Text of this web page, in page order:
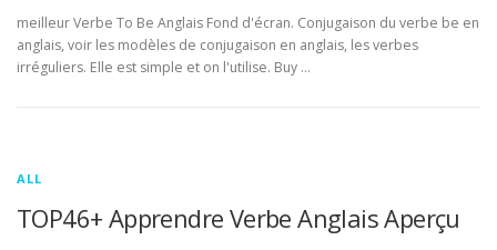
meilleur Verbe To Be Anglais Fond d'écran. Conjugaison du verbe be en
anglais, voir les modèles de conjugaison en anglais, les verbes
irréguliers. Elle est simple et on l'utilise. Buy …
ALL
TOP46+ Apprendre Verbe Anglais Aperçu